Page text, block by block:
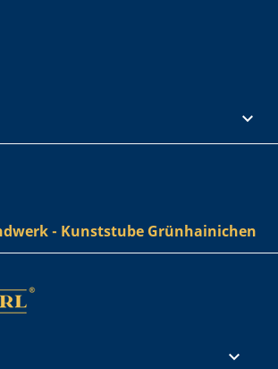

- Kunststube Grünhainichen
